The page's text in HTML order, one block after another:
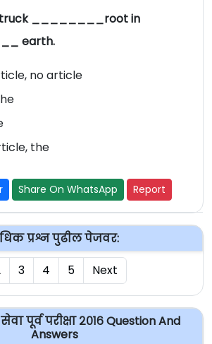
________root in
earth.
no article
the
Share On WhatsApp Report
प्रश्न पुढील पेजवर:
3 4 5 Next
पूर्व परीक्षा २०१६ Question And
Answers